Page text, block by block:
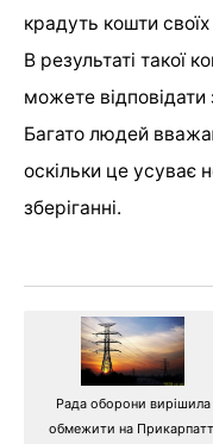
крадуть кошти своїх
В результаті такої
можете
Багато людей
оскільки це усуває
зберіганні.
Рада оборони вирішила
обмежити на